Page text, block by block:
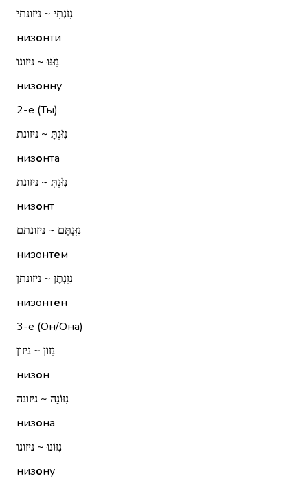
נִזֹּנְתִּי ~ ניזונתי
низонти
נִזֹּנּוּ ~ ניזונו
низонну
2-е (Ты)
נִזֹּנְתָּ ~ ניזונת
низонта
נִזֹּנְתְּ ~ ניזונת
низонт
נִזָּנְתֶּם ~ ניזונתם
низонтем
נִזָּנְתֶּן ~ ניזונתן
низонтен
3-е (Он/Она)
נִזּוֹן ~ ניזון
низон
נִזּוֹנָה ~ ניזונה
низона
נִזּוֹנוּ ~ ניזונו
низону